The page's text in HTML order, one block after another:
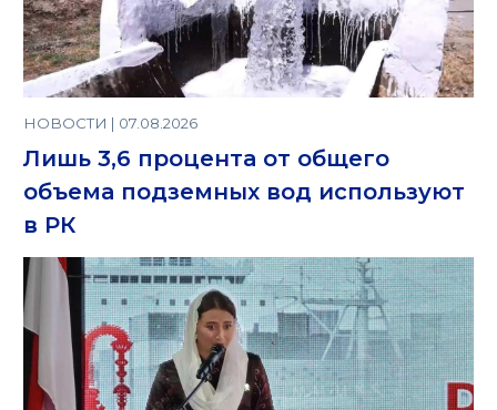
НОВОСТИ | 07.08.2026
Лишь 3,6 процента от общего
объема подземных вод используют
в РК